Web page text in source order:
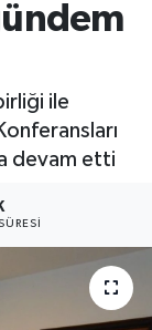
ile
devam etti